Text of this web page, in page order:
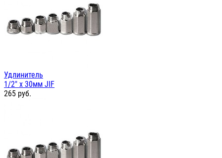
Удлинитель
1/2" х 30мм JIF
265 руб.